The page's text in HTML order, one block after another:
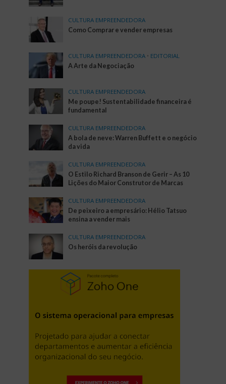
CULTURA EMPREENDEDORA
Como Comprar e vender empresas
CULTURA EMPREENDEDORA • EDITORIAL
A Arte da Negociação
CULTURA EMPREENDEDORA
Me poupe! Sustentabilidade financeira é
fundamental
CULTURA EMPREENDEDORA
A bola de neve: Warren Buffett e o negócio
da vida
CULTURA EMPREENDEDORA
O Estilo Richard Branson de Gerir – As 10
Lições do Maior Construtor de Marcas
CULTURA EMPREENDEDORA
De peixeiro a empresário: Hélio Tatsuo
ensina a vender mais
CULTURA EMPREENDEDORA
Os heróis da revolução